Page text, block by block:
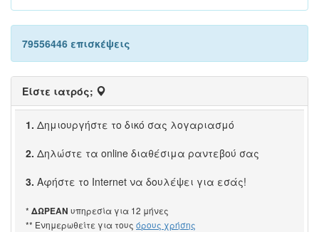
79556446 επισκέψεις
Είστε ιατρός;
1. Δημιουργήστε το δικό σας λογαριασμό
2. Δηλώστε τα online διαθέσιμα ραντεβού σας
3. Αφήστε το Internet να δουλέψει για εσάς!
* ΔΩΡΕΑΝ υπηρεσία για 12 μήνες
** Ενημερωθείτε για τους όρους χρήσης